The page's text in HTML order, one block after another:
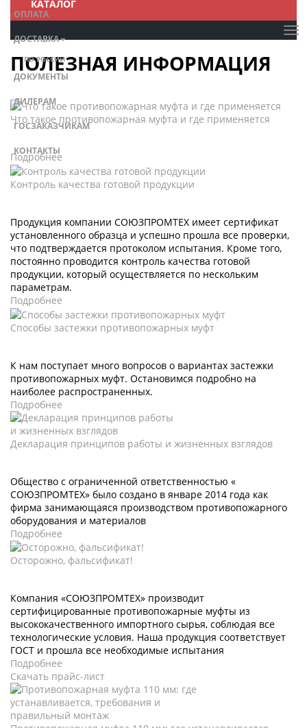
КАТАЛОГ
ПОЛЕЗНАЯ ИНФОРМАЦИЯ
Что такое противопожарная муфта и где применяется
Подробнее
Контроль качества готовой продукции
Продукция компании СОЮЗПРОМТЕХ имеет сертификат
установленного образца и успешно прошла все проверки,
что подтверждается протоколом испытания. Кроме того,
постоянно проводится контроль качества готовой
продукции, который осуществляется по нескольким
параметрам.
Подробнее
Способы застежки противопожарных муфт
К нам поступает много вопросов о вариантах застежки
противопожарных муфт. Остановимся подробно на
наиболее распространенных.
Подробнее
Декларация принципов работы и жизненных взглядов
Общество с ограниченной ответственностью «
СОЮЗПРОМТЕХ» было создано в январе 2014 года как
фирма занимающаяся производством противопожарного
оборудования и материалов
Подробнее
Осторожно, фальсификат!
Компания «СОЮЗПРОМТЕХ» производит
сертифицированные противопожарные муфты из
высококачественного импортного сырья, соблюдая все
технологические условия. Наша продукция соответствует
ГОСТ и прошла все необходимые испытания
Подробнее
Скачать прайс-лист
ОПЛАТА
ДОСТАВКА
ПО РОССИИ
ДОКУМЕНТЫ
ДИЛЕРАМ
ГОСЗАКАЗЧИКАМ
КОНТАКТЫ